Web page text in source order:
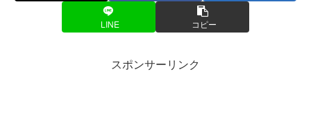
LINE コピー
スポンサーリンク